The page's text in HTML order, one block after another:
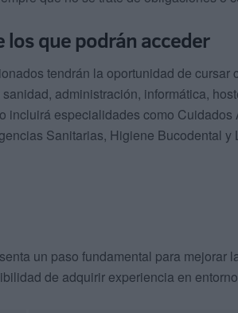
los que podrán acceder
tendrán la oportunidad de cursar
administración, informática,
incluirá especialidades como Cuidados
Sanitarias, Higiene Bucodental
un paso fundamental para mejorar
de adquirir experiencia en